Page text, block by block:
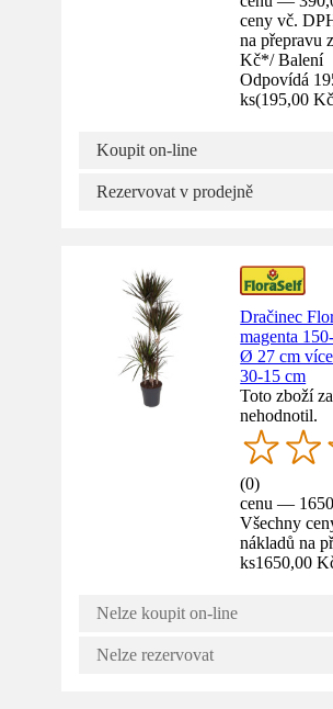
ceny vč.
na přepravu
Kč*/ Balení
Odpovídá
ks(195,00
Koupit on-line
Rezervovat v prodejně
Dračinec
magenta
Ø 27 cm
30-15 cm
Toto zboží
nehodnotil.
(0)
cenu —
Všechny
nákladů na
ks1650,00
Nelze koupit on-line
Nelze rezervovat